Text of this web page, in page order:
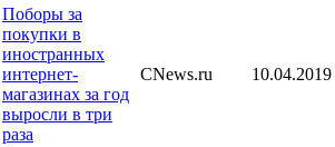
Поборы за
покупки в
иностранных
интернет-
магазинах за год
выросли в три
раза
CNews.ru 10.04.2019